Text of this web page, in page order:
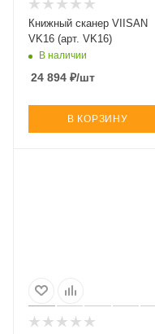
Книжный сканер VIISAN
VK16 (арт. VK16)
В наличии
24 894 ₽/шт
В КОРЗИНУ